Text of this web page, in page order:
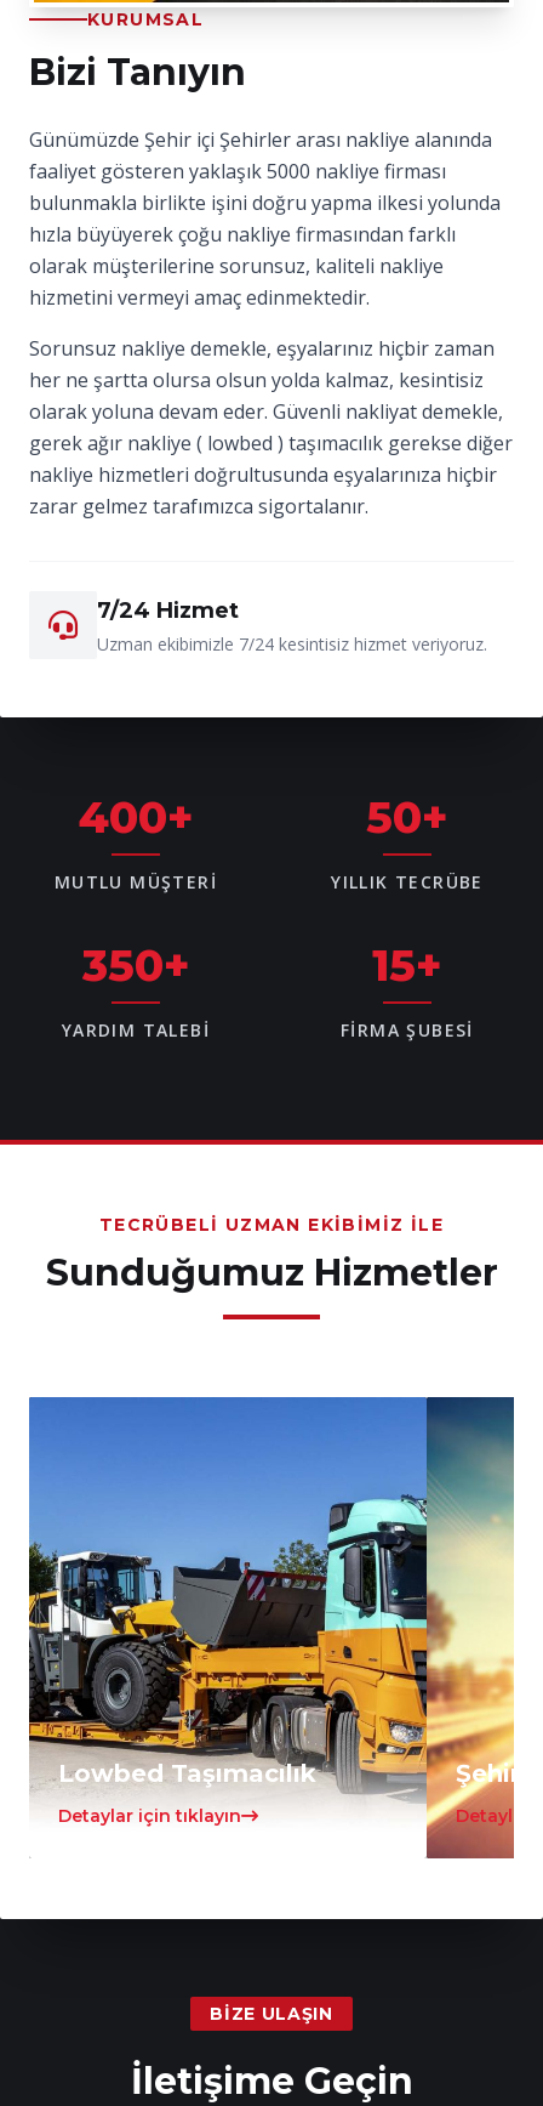
KURUMSAL
Bizi Tanıyın
Günümüzde Şehir içi Şehirler arası nakliye alanında
faaliyet gösteren yaklaşık 5000 nakliye firması
bulunmakla birlikte işini doğru yapma ilkesi yolunda
hızla büyüyerek çoğu nakliye firmasından farklı
olarak müşterilerine sorunsuz, kaliteli nakliye
hizmetini vermeyi amaç edinmektedir.
Sorunsuz nakliye demekle, eşyalarınız hiçbir zaman
her ne şartta olursa olsun yolda kalmaz, kesintisiz
olarak yoluna devam eder. Güvenli nakliyat demekle,
gerek ağır nakliye ( lowbed ) taşımacılık gerekse diğer
nakliye hizmetleri doğrultusunda eşyalarınıza hiçbir
zarar gelmez tarafımızca sigortalanır.
7/24 Hizmet
Uzman ekibimizle 7/24 kesintisiz hizmet veriyoruz.
400+
MUTLU MÜŞTERI
50+
YILLIK TECRÜBE
350+
YARDIM TALEBI
15+
FIRMA ŞUBESI
TECRÜBELI UZMAN EKIBIMIZ İLE
Sunduğumuz Hizmetler
Lowbed Taşımacılık
Detaylar için tıklayın Detaylar
BIZE ULAŞIN
İletişime Geçin